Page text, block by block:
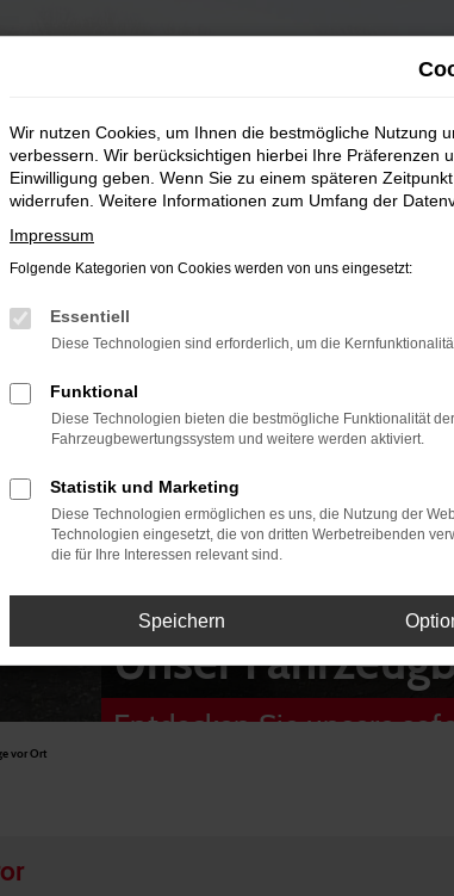
Unser
Entdecken Sie unsere
vor Ort
Wir nutzen Cookies, um Ihnen die bestmögliche Nutzung
verbessern. Wir berücksichtigen hierbei Ihre Präferenzen
Einwilligung geben. Wenn Sie zu einem späteren
widerrufen. Weitere Informationen zum Umfang der
Impressum
Folgende Kategorien von Cookies werden von uns eingesetzt:
Essentiell
Diese Technologien sind erforderlich, um die
Funktional
Diese Technologien bieten die bestmögliche Funktionalität
Fahrzeugbewertungssystem und weitere werden aktiviert.
Statistik und Marketing
Diese Technologien ermöglichen es uns, die Nutzung der
Technologien eingesetzt, die von dritten Werbetreibenden
die für Ihre Interessen relevant sind.
Speichern